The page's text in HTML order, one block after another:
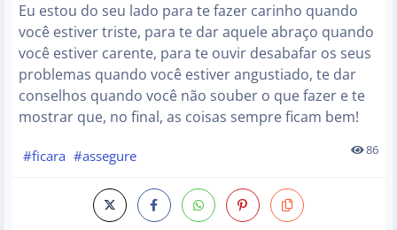
Eu estou do seu lado para te fazer carinho quando
você estiver triste, para te dar aquele abraço quando
você estiver carente, para te ouvir desabafar os seus
problemas quando você estiver angustiado, te dar
conselhos quando você não souber o que fazer e te
mostrar que, no final, as coisas sempre ficam bem!
#ficara #assegure 86